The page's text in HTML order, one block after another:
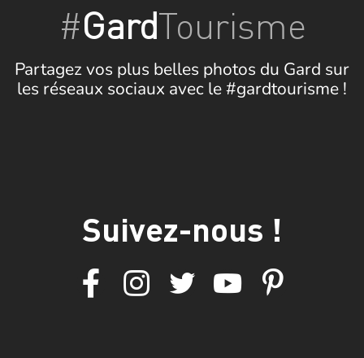
#GardTourisme
Partagez vos plus belles photos du Gard sur
les réseaux sociaux avec le #gardtourisme !
Suivez-nous !